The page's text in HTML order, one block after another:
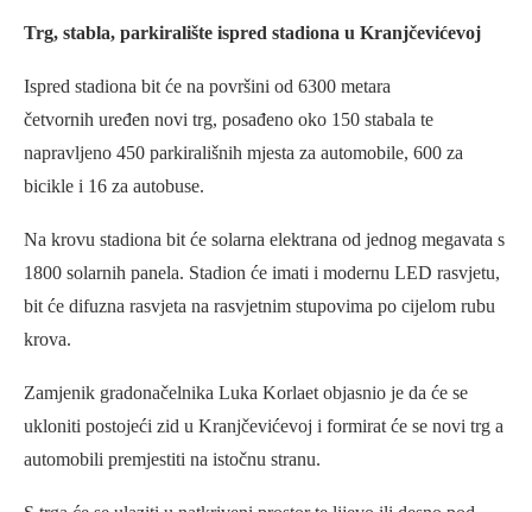
Trg, stabla, parkiralište ispred stadiona u Kranjčevićevoj
Ispred stadiona bit će na površini od 6300 metara
četvornih uređen novi trg, posađeno oko 150 stabala te
napravljeno 450 parkirališnih mjesta za automobile, 600 za
bicikle i 16 za autobuse.
Na krovu stadiona bit će solarna elektrana od jednog megavata s
1800 solarnih panela. Stadion će imati i modernu LED rasvjetu,
bit će difuzna rasvjeta na rasvjetnim stupovima po cijelom rubu
krova.
Zamjenik gradonačelnika Luka Korlaet objasnio je da će se
ukloniti postojeći zid u Kranjčevićevoj i formirat će se novi trg a
automobili premjestiti na istočnu stranu.